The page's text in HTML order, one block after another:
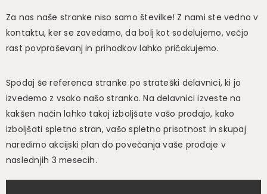
Za nas naše stranke niso samo številke! Z nami ste vedno v
kontaktu, ker se zavedamo, da bolj kot sodelujemo, večjo
rast povpraševanj in prihodkov lahko pričakujemo.
Spodaj še referenca stranke po strateški delavnici, ki jo
izvedemo z vsako našo stranko. Na delavnici izveste na
kakšen način lahko takoj izboljšate vašo prodajo, kako
izboljšati spletno stran, vašo spletno prisotnost in skupaj
naredimo akcijski plan do povečanja vaše prodaje v
naslednjih 3 mesecih.